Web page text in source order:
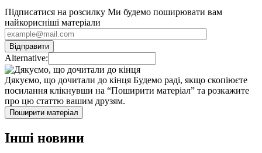
Підписатися на розсилку Ми будемо поширювати вам
найкорисніші матеріали
Alternative:
Дякуємо, що дочитали до кінця Будемо раді, якщо скопіюєте
посилання клікнувши на “Поширити матеріал” та розкажите
про цю статтю вашим друзям.
Поширити матеріал
Інші новини